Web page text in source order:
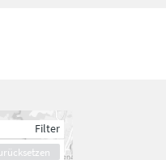
Filter